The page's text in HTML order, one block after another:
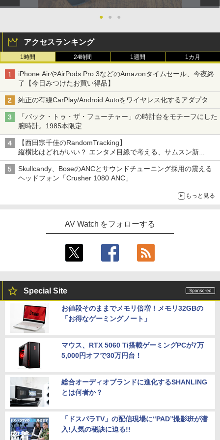
● ● ●
アクセスランキング
1時間 24時間 1週間 1カ月
iPhone AirやAirPods Pro 3などのAmazonタイムセール、今夜終
了【今日みつけたお買い得品】
純正の有線CarPlay/Android Autoをワイヤレス化するアダプタ
「バック・トゥ・ザ・フューチャー」の時計台をモチーフにした
腕時計。1985本限定
【西田宗千佳のRandomTracking】
縦横比はどれがいい？ エンタメ目線で考える、サムスン新
「Galaxy Z Fold」
Skullcandy、BoseのANCとサウンドチューニング採用の震える
ヘッドフォン「Crusher 1080 ANC」
もっと見る
AV Watch をフォローする
Special Site
お値段そのままでメモリ倍増！メモリ32GBの
「お得なゲーミングノート」
マウス、RTX 5060 Ti搭載ゲーミングPCが7万
5,000円オフで30万円台！
総合オーディオブランドに進化するSHANLING
とは何者か？
「ドスパラTV」の配信現場に“PAD”撮影班が潜
入!人気の秘訣に迫る!!